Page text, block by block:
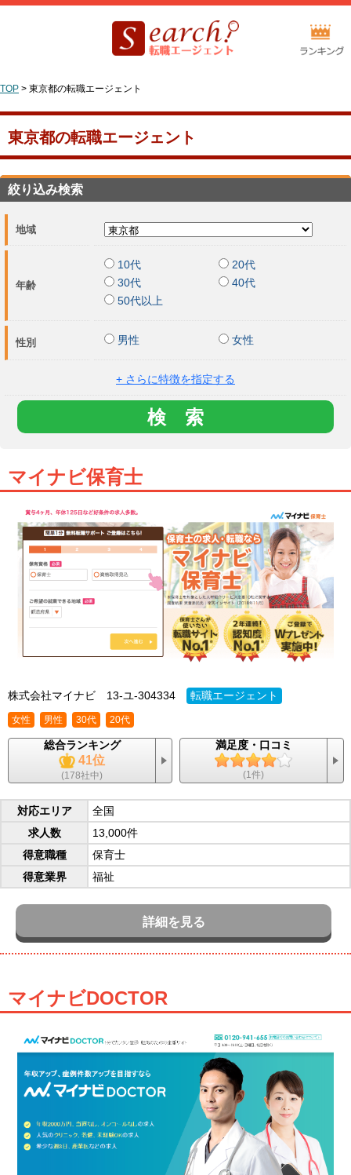
TOP > 東京都の転職エージェント
東京都の転職エージェント
絞り込み検索
地域
年齢
10代
20代
30代
40代
50代以上
性別 男性 女性
+ さらに特徴を指定する
マイナビ保育士
株式会社マイナビ 13-ユ-304334 転職エージェント
女性 男性 30代 20代
総合ランキング
41位
(178社中)
満足度・口コミ
(1件)
対応エリア
全国
求人数
13,000件
得意職種
保育士
得意業界
福祉
詳細を見る
マイナビDOCTOR